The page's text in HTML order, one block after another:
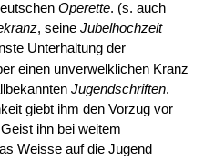
Operette. (s. auch
, seine Jubelhochzeit
Unterhaltung der
einen unverwelklichen Kranz
Jugendschriften.
giebt ihm den Vorzug vor
ihn bei weitem
Weisse auf die Jugend